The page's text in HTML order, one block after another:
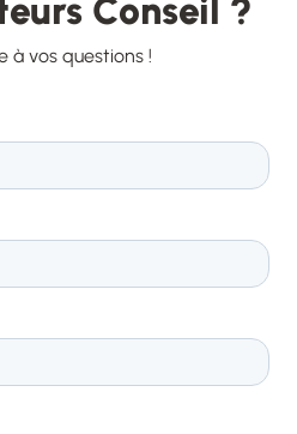
Conseil ?
à vos questions !